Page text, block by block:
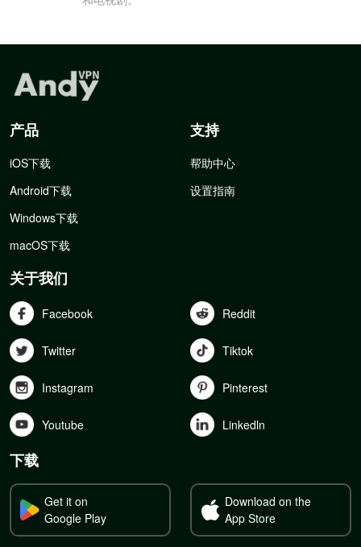
产品
iOS下载
Android下载
Windows下载
macOS下载
支持
帮助中心
设置指南
关于我们
Facebook Reddit
Twitter Tiktok
Instagram Pinterest
Youtube Linkedln
下载
Get it on
Google Play
Download on the
App Store